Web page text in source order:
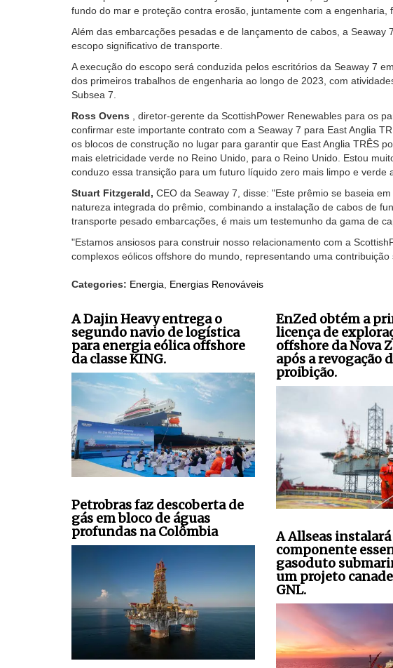
fundo do mar e proteção contra erosão, juntamente com a engenharia,
Além das embarcações pesadas e de lançamento de cabos, a
escopo significativo de transporte.
A execução do escopo será conduzida pelos escritórios da Seaway 7
dos primeiros trabalhos de engenharia ao longo de 2023, com
Subsea 7.
Ross Ovens , diretor-gerente da ScottishPower Renewables para os
confirmar este importante contrato com a Seaway 7 para East Anglia
os blocos de construção no lugar para garantir que East Anglia TRÊS
mais eletricidade verde no Reino Unido, para o Reino Unido. Estou
conduzo essa transição para um futuro líquido zero mais limpo e verde
Stuart Fitzgerald, CEO da Seaway 7, disse: "Este prêmio se baseia
natureza integrada do prêmio, combinando a instalação de cabos de
transporte pesado embarcações, é mais um testemunho da gama de
"Estamos ansiosos para construir nosso relacionamento com a
complexos eólicos offshore do mundo, representando uma
Categories: Energia Energias Renováveis
A Dajin Heavy entrega o
segundo navio de logística
para energia eólica offshore
da classe KING.
Petrobras faz descoberta de
gás em bloco de águas
profundas na Colômbia
EnZed obtém a
licença de
offshore da Nova
após a revogação
proibição.
A Allseas
componente
gasoduto
um projeto
GNL.